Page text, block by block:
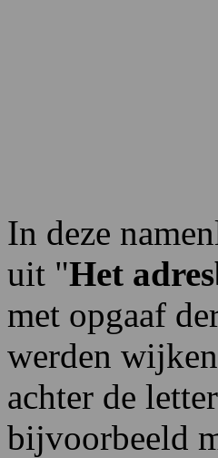
In deze
uit "Het
met opgaaf
werden
achter de
bijvoorbeeld